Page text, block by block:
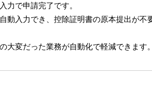
力で申請完了です。
動入力でき、控除証明書の原本提出が不
大変だった業務が自動化で軽減できます